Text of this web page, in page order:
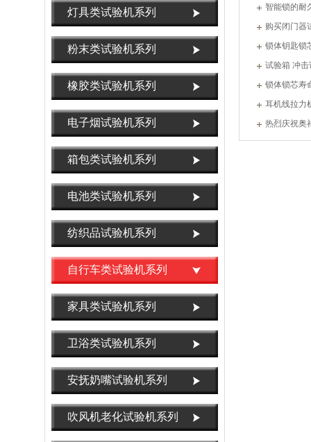
灯具类试验机系列
粉末类试验机系列
橡胶类试验机系列
电子烟试验机系列
箱包类试验机系列
电池类试验机系列
纺织品试验机系列
自行车类试验机系列
家具类试验机系列
卫浴类试验机系列
安抚奶嘴试验机系列
吹风机老化试验机系列
智能锁的耐
购买闭门器
锁体钥匙锁
试验箱 冲击
锁体锁芯寿
耳机线拉力
热烈庆祝奥
任